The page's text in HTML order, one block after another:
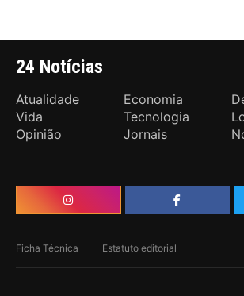
24 Notícias
Atualidade Economia
Vida
Tecnologia
Opinião
Jornais
Ficha Técnica Estatuto editorial